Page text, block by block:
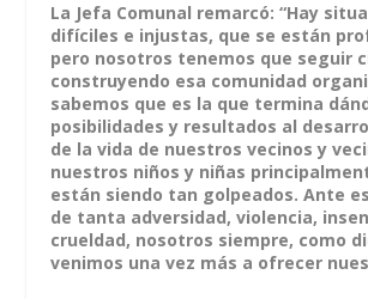
La Jefa Comunal remarcó: “Hay
difíciles e injustas, que se están
pero nosotros tenemos que seguir
construyendo esa comunidad
sabemos que es la que termina
posibilidades y resultados al
de la vida de nuestros vecinos y
nuestros niños y niñas
están siendo tan golpeados. Ante
de tanta adversidad, violencia,
crueldad, nosotros siempre, como
venimos una vez más a ofrecer